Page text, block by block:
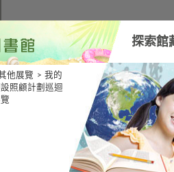
探索館
他展覽 > 我的
照顧計劃巡迴